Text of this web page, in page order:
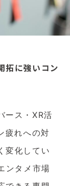
拓に強いコン
ース・XR活
疲れへの対
変化してい
ンタメ市場